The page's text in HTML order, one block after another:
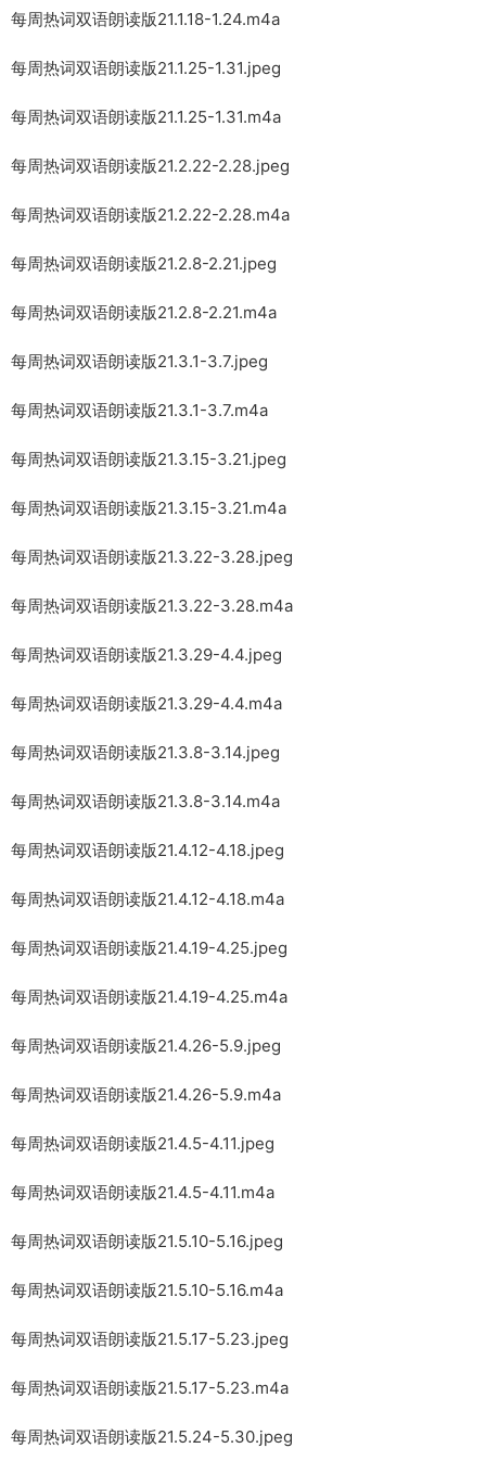
每周热词双语朗读版21.1.18-1.24.m4a
每周热词双语朗读版21.1.25-1.31.jpeg
每周热词双语朗读版21.1.25-1.31.m4a
每周热词双语朗读版21.2.22-2.28.jpeg
每周热词双语朗读版21.2.22-2.28.m4a
每周热词双语朗读版21.2.8-2.21.jpeg
每周热词双语朗读版21.2.8-2.21.m4a
每周热词双语朗读版21.3.1-3.7.jpeg
每周热词双语朗读版21.3.1-3.7.m4a
每周热词双语朗读版21.3.15-3.21.jpeg
每周热词双语朗读版21.3.15-3.21.m4a
每周热词双语朗读版21.3.22-3.28.jpeg
每周热词双语朗读版21.3.22-3.28.m4a
每周热词双语朗读版21.3.29-4.4.jpeg
每周热词双语朗读版21.3.29-4.4.m4a
每周热词双语朗读版21.3.8-3.14.jpeg
每周热词双语朗读版21.3.8-3.14.m4a
每周热词双语朗读版21.4.12-4.18.jpeg
每周热词双语朗读版21.4.12-4.18.m4a
每周热词双语朗读版21.4.19-4.25.jpeg
每周热词双语朗读版21.4.19-4.25.m4a
每周热词双语朗读版21.4.26-5.9.jpeg
每周热词双语朗读版21.4.26-5.9.m4a
每周热词双语朗读版21.4.5-4.11.jpeg
每周热词双语朗读版21.4.5-4.11.m4a
每周热词双语朗读版21.5.10-5.16.jpeg
每周热词双语朗读版21.5.10-5.16.m4a
每周热词双语朗读版21.5.17-5.23.jpeg
每周热词双语朗读版21.5.17-5.23.m4a
每周热词双语朗读版21.5.24-5.30.jpeg